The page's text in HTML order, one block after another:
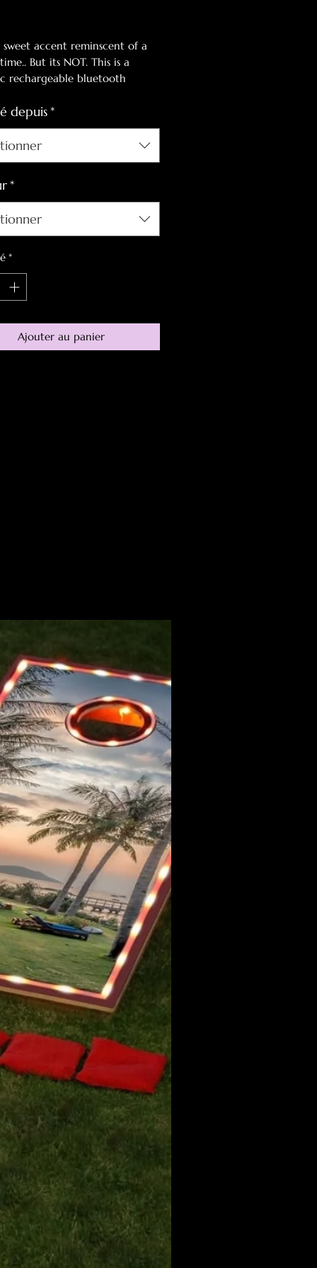
sweet accent reminscent of a
But its NOT. This is a
rechargeable bluetooth
music source. It boast
and grace!
depuis*
*
*
Ajouter au panier